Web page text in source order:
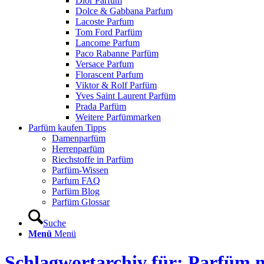
Dolce & Gabbana Parfum
Lacoste Parfum
Tom Ford Parfüm
Lancome Parfum
Paco Rabanne Parfüm
Versace Parfum
Florascent Parfum
Viktor & Rolf Parfüm
Yves Saint Laurent Parfüm
Prada Parfüm
Weitere Parfümmarken
Parfüm kaufen Tipps
Damenparfüm
Herrenparfüm
Riechstoffe in Parfüm
Parfüm-Wissen
Parfum FAQ
Parfüm Blog
Parfüm Glossar
Suche
Menü Menü